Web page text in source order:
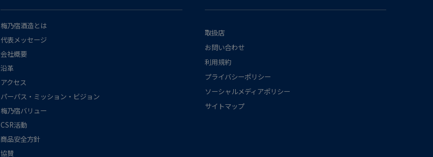
梅乃宿酒造とは
代表メッセージ
会社概要
沿革
アクセス
パーパス・ミッション・ビジョン
梅乃宿バリュー
CSR活動
商品安全方針
協賛
取扱店
お問い合わせ
利用規約
プライバシーポリシー
ソーシャルメディアポリシー
サイトマップ